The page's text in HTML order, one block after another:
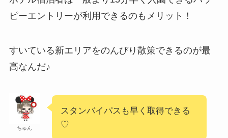
ピーエントリーが利用できるのもメリット！
すいている新エリアをのんびり散策できるのが最
高なんだ♪
ちゅん
スタンバイパスも早く取得できる
♡